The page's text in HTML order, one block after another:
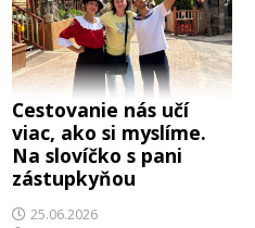
Cestovanie nás učí
viac, ako si myslíme.
Na slovíčko s pani
zástupkyňou
25.06.2026